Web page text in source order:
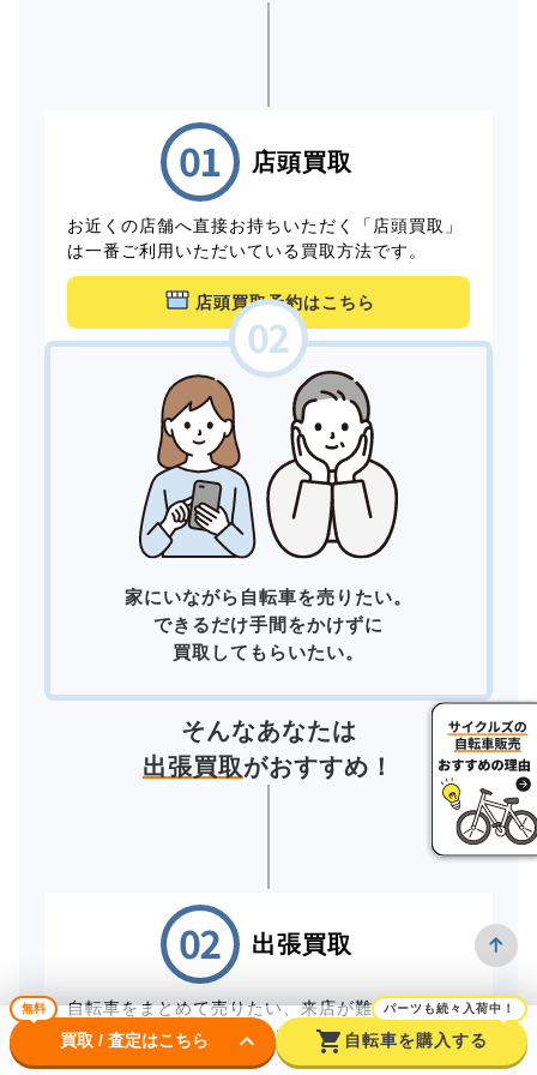
店頭買取
お近くの店舗へ直接お持ちいただく「店頭買取」
は一番ご利用いただいている買取方法です。
店頭買取予約はこちら
家にいながら自転車を売りたい。
できるだけ手間をかけずに
買取してもらいたい。
そんなあなたは
出張買取がおすすめ！
出張買取
自転車をまとめて売りたい、来店が難しいお客様
は、スタッフが直接お伺いする出張買取をご利用
無料
買取 / 査定はこちら keyboard_arrow_down shopping_cart
パーツも続々入荷中！
自転車を購入する